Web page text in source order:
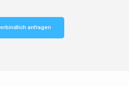
anfragen